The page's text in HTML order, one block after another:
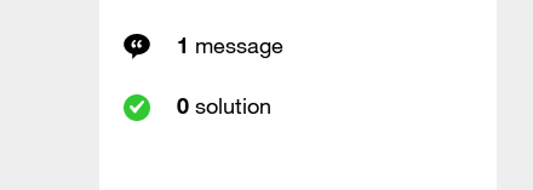
1 message
0 solution